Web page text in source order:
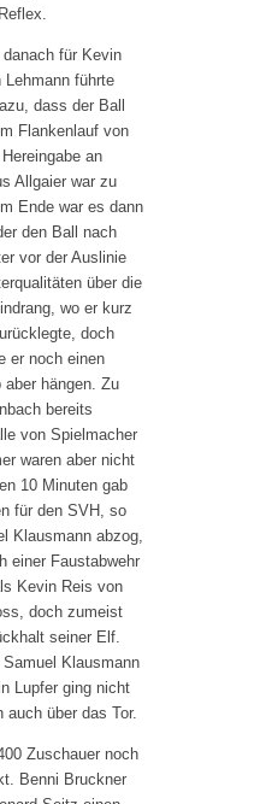
für Kevin
führte
dass der Ball
Flankenlauf von
an
Allgaier war zu
Ende war es dann
den Ball nach
vor der Auslinie
über die
wo er kurz
doch
er noch einen
hängen. Zu
bereits
von Spielmacher
waren aber nicht
10 Minuten gab
für den SVH, so
Klausmann abzog,
einer Faustabwehr
Kevin Reis von
doch zumeist
seiner Elf.
Klausmann
Lupfer ging nicht
auch über das Tor.
Zuschauer noch
Benni Bruckner